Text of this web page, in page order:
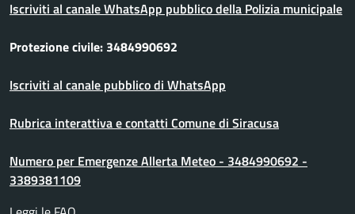
Iscriviti al canale WhatsApp pubblico della Polizia municipale
Protezione civile: 3484990692
Iscriviti al canale pubblico di WhatsApp
Rubrica interattiva e contatti Comune di Siracusa
Numero per Emergenze Allerta Meteo - 3484990692 -
3389381109